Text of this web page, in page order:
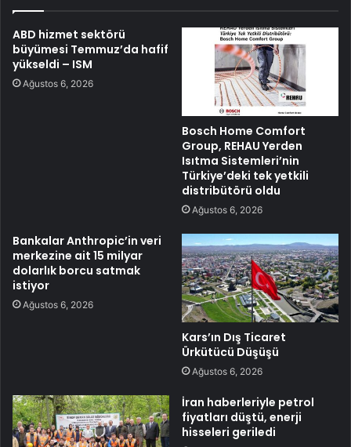
ABD hizmet sektörü
büyümesi Temmuz’da hafif
yükseldi – ISM
Ağustos 6, 2026
Bosch Home Comfort
Group, REHAU Yerden
Isıtma Sistemleri’nin
Türkiye’deki tek yetkili
distribütörü oldu
Ağustos 6, 2026
Bankalar Anthropic’in veri
merkezine ait 15 milyar
dolarlık borcu satmak
istiyor
Ağustos 6, 2026
Kars’ın Dış Ticaret
Ürkütücü Düşüşü
Ağustos 6, 2026
İran haberleriyle petrol
fiyatları düştü, enerji
hisseleri geriledi